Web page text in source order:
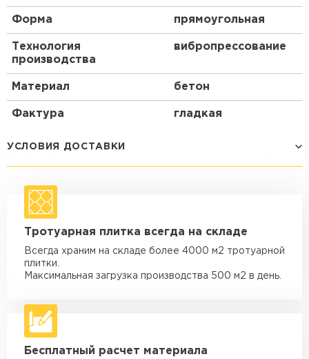
Форма прямоугольная
Технология
производства
вибропрессование
Материал бетон
Фактура гладкая
УСЛОВИЯ ДОСТАВКИ
Способ доставки
Машина - 1,5 тн до 14 м3
макс. длина груза 4 м
Машина - 1,5 тн до 20 м3
макс. длина груза 4 м
макс. длина груза 6 м
Машина - 5 тн до 30 м3
макс. длина груза 6 м
Тротуарная плитка всегда на складе
Всегда храним на складе более 4000 м2 тротуарной
плитки.
Максимальная загрузка производства 500 м2 в день.
Бесплатный расчет материала